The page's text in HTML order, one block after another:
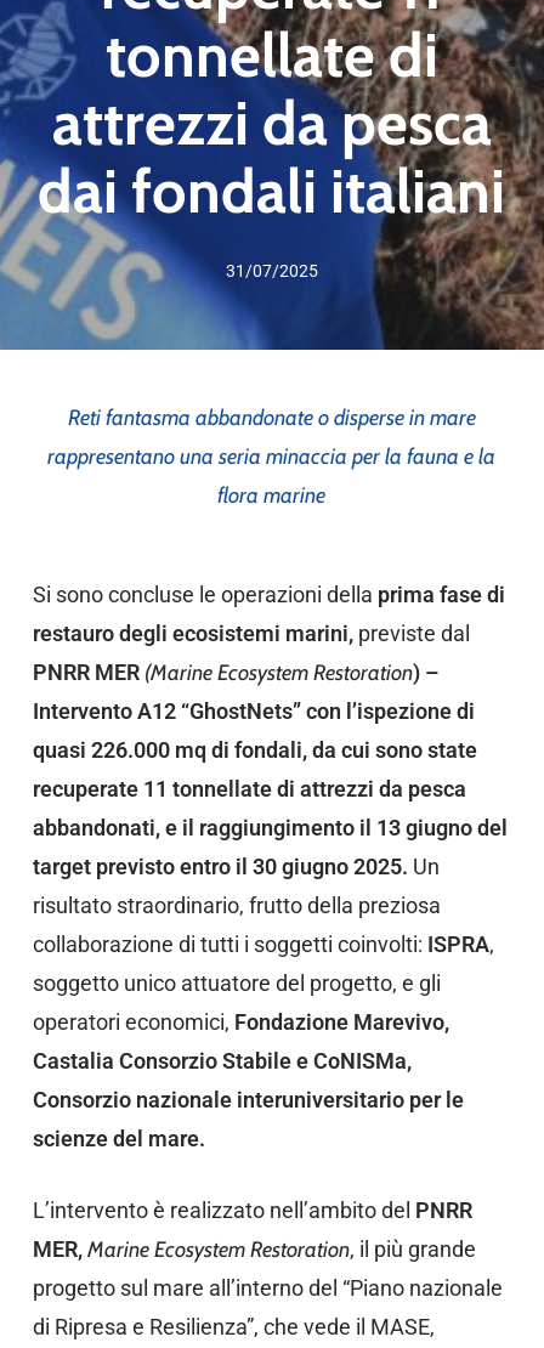
tonnellate di
attrezzi da pesca
dai fondali italiani
31/07/2025
Reti fantasma abbandonate o disperse in mare
rappresentano una seria minaccia per la fauna e la
flora marine
Si sono concluse le operazioni della prima fase di
restauro degli ecosistemi marini, previste dal
PNRR MER(Marine Ecosystem Restoration) –
Intervento A12 “GhostNets” con l’ispezione di
quasi 226.000 mq di fondali, da cui sono state
recuperate 11 tonnellate di attrezzi da pesca
abbandonati, e il raggiungimento il 13 giugno del
target previstoentro il 30 giugno 2025. Un
risultato straordinario, frutto della preziosa
collaborazione di tutti i soggetti coinvolti: ISPRA,
soggetto unico attuatore del progetto, e gli
operatori economici, Fondazione Marevivo,
Castalia Consorzio Stabile e CoNISMa,
Consorzio nazionale interuniversitario per le
scienze del mare.
L’intervento è realizzato nell’ambito del PNRR
MER,Marine Ecosystem Restoration, il più grande
progetto sul mare all’interno del “Piano nazionale
di Ripresa e Resilienza”, che vede il MASE,